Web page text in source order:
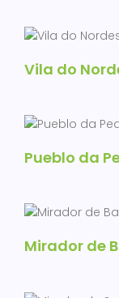
Vila do
Pueblo da
Mirador de